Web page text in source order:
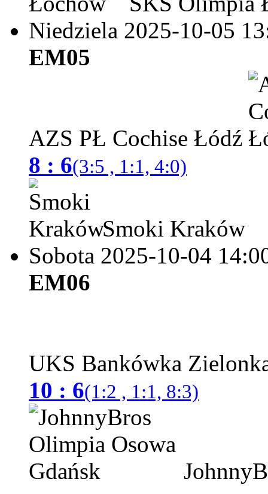
Niedziela 2025-10-05
EM05
AZS PŁ Cochise Łódź
8 : 6(3:5 , 1:1, 4:0)
Smoki Kraków
Sobota 2025-10-04
EM06
UKS Bankówka
10 : 6(1:2 , 1:1, 8:3)